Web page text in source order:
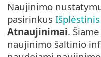
Naujinimo
pasirinkus
Atnaujinimai.
naujinimo šaltinio